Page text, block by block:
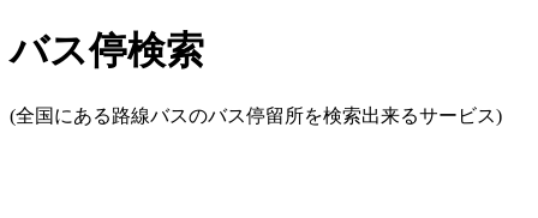
バス停検索
(全国にある路線バスのバス停留所を検索出来るサービス)